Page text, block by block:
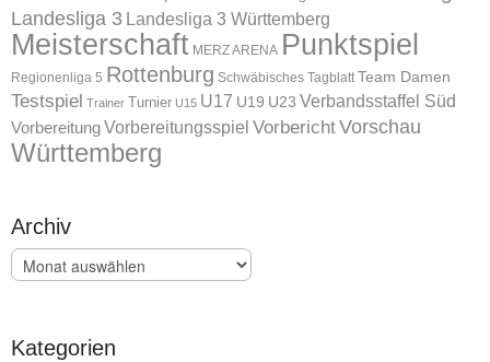
Landesliga 3 Landesliga 3 Württemberg
Meisterschaft MERZ ARENA Punktspiel
Regionenliga 5 Rottenburg Schwäbisches Tagblatt Team Damen
Testspiel Trainer Turnier U15 U17 U19 U23 Verbandsstaffel Süd
VorbereitungVorbereitungsspiel VorberichtVorschau
Württemberg
Archiv
Archiv
Kategorien